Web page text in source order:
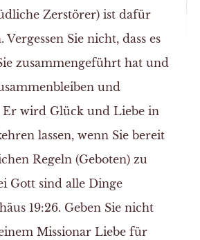
Zerstörer) ist dafür
Sie nicht, dass es
zusammengeführt hat und
und
Er wird Glück und Liebe in
lassen, wenn Sie bereit
Regeln (Geboten) zu
Gott sind alle Dinge
19:26. Geben Sie nicht
Missionar Liebe für